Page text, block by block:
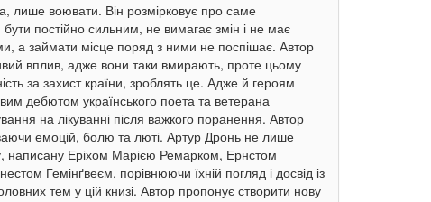
лише воювати. Він розмірковує про саме
постійно сильним, не вимагає змін і не має
а займати місце поряд з ними не поспішає. Автор
вплив, адже вони таки вмирають, проте цьому
за захист країни, зроблять це. Адже й героям
дебютом українського поета та ветерана
на лікуванні після важкого поранення. Автор
емоцій, болю та люті. Артур Дронь не лише
написану Еріхом Марією Ремарком, Ернстом
Гемінґвеєм, порівнюючи їхній погляд і досвід із
тем у цій книзі. Автор пропонує створити нову